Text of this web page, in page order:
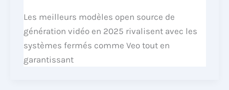
Les meilleurs modèles open source de
génération vidéo en 2025 rivalisent avec les
systèmes fermés comme Veo tout en
garantissant